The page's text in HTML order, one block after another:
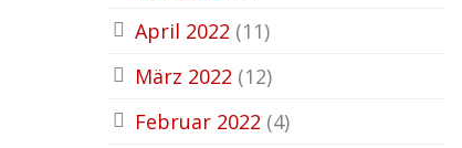
April 2022 (11)
März 2022 (12)
Februar 2022 (4)